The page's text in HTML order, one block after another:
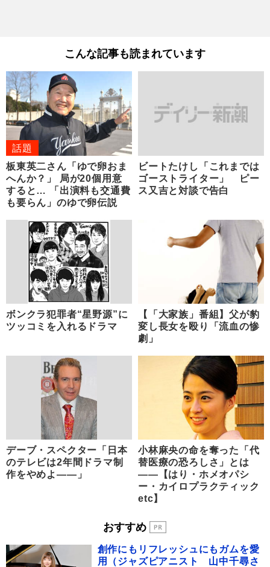
こんな記事も読まれています
話題
板東英二さん「ゆで卵おま
へんか？」 局が20個用意
すると… 「出演料も交通費
も要らん」のゆで卵伝説
ビートたけし「これまでは
ゴーストライター」 ピー
ス又吉と対談で告白
ボンクラ犯罪者“星野源”に
ツッコミを入れるドラマ
【「大家族」番組】父が豹
変し長女を殴り「流血の惨
劇」
デーブ・スペクター「日本
のテレビは2年間ドラマ制
作をやめよ――」
小林麻央の命を奪った「代
替医療の恐ろしさ」とは
――【はり・ホメオパシ
ー・カイロプラクティック
etc】
おすすめ
創作にもリフレッシュにもガムを愛
用（ジャズピアニスト 山中千尋さ